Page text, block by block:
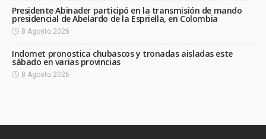
Presidente Abinader participó en la transmisión de mando
presidencial de Abelardo de la Espriella, en Colombia
8 Agosto 2026
Indomet pronostica chubascos y tronadas aisladas este
sábado en varias provincias
8 Agosto 2026